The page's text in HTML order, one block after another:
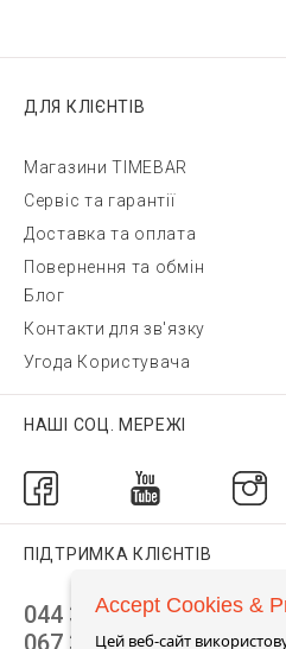
ДЛЯ КЛІЄНТІВ
Магазини TIMEBAR
Сервіс та гарантії
Доставка та оплата
Повернення та обмін
Блог
Контакти для зв'язку
Угода Користувача
НАШІ СОЦ. МЕРЕЖІ
ПІДТРИМКА КЛІЄНТІВ
044 392 44 45
067 344 14 44 (viber)
Accept Cookies &
Цей веб-сайт